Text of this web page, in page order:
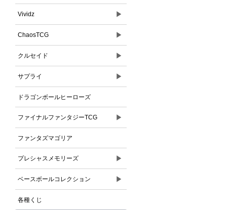
Vividz ▶
ChaosTCG ▶
クルセイド ▶
サプライ ▶
ドラゴンボールヒーローズ
ファイナルファンタジーTCG ▶
ファンタズマゴリア
プレシャスメモリーズ ▶
ベースボールコレクション ▶
各種くじ